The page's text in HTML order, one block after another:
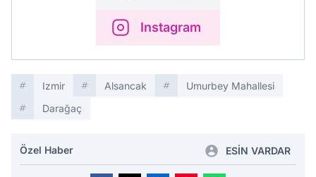
Instagram
Izmir Alsancak
Umurbey Mahallesi
Darağaç
Özel Haber ESİN VARDAR